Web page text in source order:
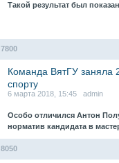
Такой результат был
7800
Команда ВятГУ заняла
спорту
6 марта 2018, 15:45 admin
Особо отличился Антон
норматив кандидата в
8050